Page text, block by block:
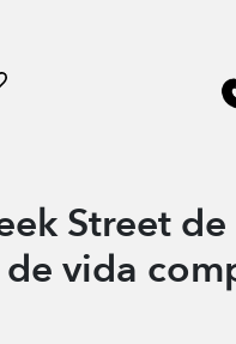
Street
vida